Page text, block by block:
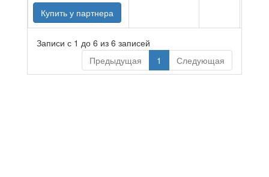
Купить у партнера
Записи с 1 до 6 из 6 записей
Предыдущая
1 Следующая